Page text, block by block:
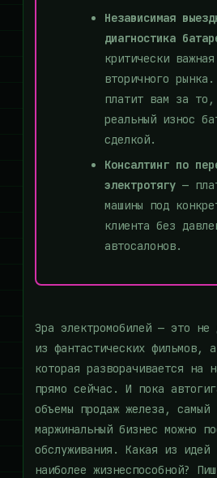
Независимая
диагностика
критически
вторичного
платит вам за
реальный износ
сделкой.
Консалтинг по
электротягу —
машины под
клиента без
автосалонов.
Эра электромобилей — это не
из фантастических фильмов,
которая разворачивается на
прямо сейчас. И пока
объемы продаж железа, самый
маржинальный бизнес можно
обслуживания. Какая из идей
наиболее жизнеспособной?